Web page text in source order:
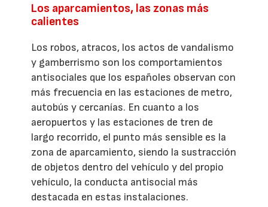
Los aparcamientos, las zonas más
calientes
Los robos, atracos, los actos de vandalismo
y gamberrismo son los comportamientos
antisociales que los españoles observan con
más frecuencia en las estaciones de metro,
autobús y cercanías. En cuanto a los
aeropuertos y las estaciones de tren de
largo recorrido, el punto más sensible es la
zona de aparcamiento, siendo la sustracción
de objetos dentro del vehículo y del propio
vehículo, la conducta antisocial más
destacada en estas instalaciones.